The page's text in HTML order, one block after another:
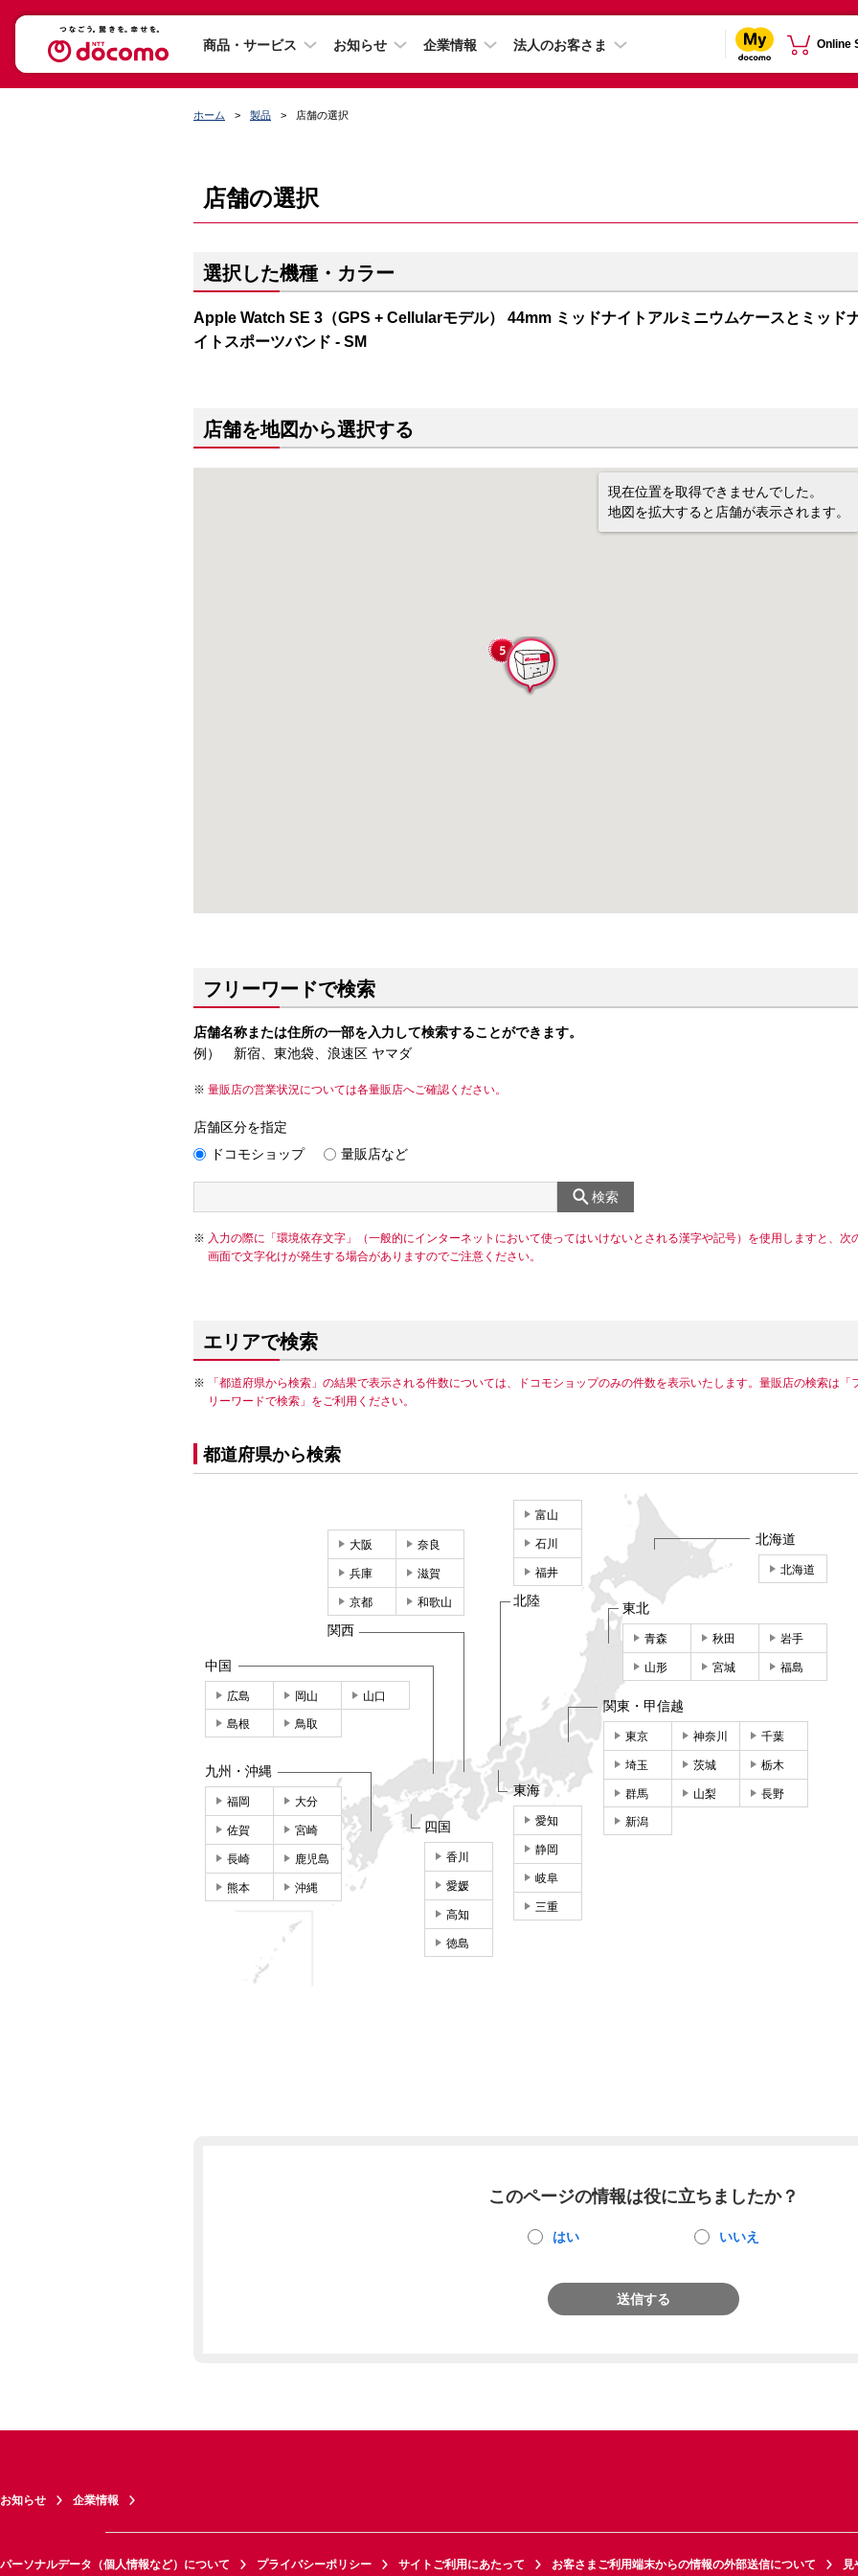
商品・サービス お知らせ 企業情報 法人のお客さま Online
ホーム 製品 店舗の選択
店舗の選択
選択した機種・カラー
Apple Watch SE 3（GPS + Cellularモデル） 44mm ミッドナイトアルミニウムケースとミッド
イトスポーツバンド - SM
店舗を地図から選択する
現在位置を取得できませんでした。
地図を拡大すると店舗が表示されます。
フリーワードで検索
店舗名称または住所の一部を入力して検索することができます。
例） 新宿、東池袋、浪速区 ヤマダ
量販店の営業状況については各量販店へご確認ください。
店舗区分を指定
ドコモショップ
量販店など
検索
入力の際に「環境依存文字」（一般的にインターネットにおいて使ってはいけないとされる漢字や記号）を使用しますと、次
画面で文字化けが発生する場合がありますのでご注意ください。
エリアで検索
「都道府県から検索」の結果で表示される件数については、ドコモショップのみの件数を表示いたします。量販店の検索は「
リーワードで検索」をご利用ください。
都道府県から検索
北海道
北海道
東北
青森 秋田 岩手
山形 宮城 福島
関東・甲信越
東京 神奈川 千葉
埼玉 茨城 栃木
群馬 山梨 長野
新潟
東海
愛知
静岡
岐阜
三重
富山
石川
福井
北陸
大阪 奈良
兵庫 滋賀
京都 和歌山
関西
中国
広島 岡山 山口
島根 鳥取
四国
香川
愛媛
高知
徳島
九州・沖縄
福岡 大分
佐賀 宮崎
長崎 鹿児島
熊本 沖縄
このページの情報は役に立ちましたか？
はい いいえ
送信する
お知らせ 企業情報
パーソナルデータ（個人情報など）について プライバシーポリシー サイトご利用にあたって お客さまご利用端末からの情報の外部送信について 見